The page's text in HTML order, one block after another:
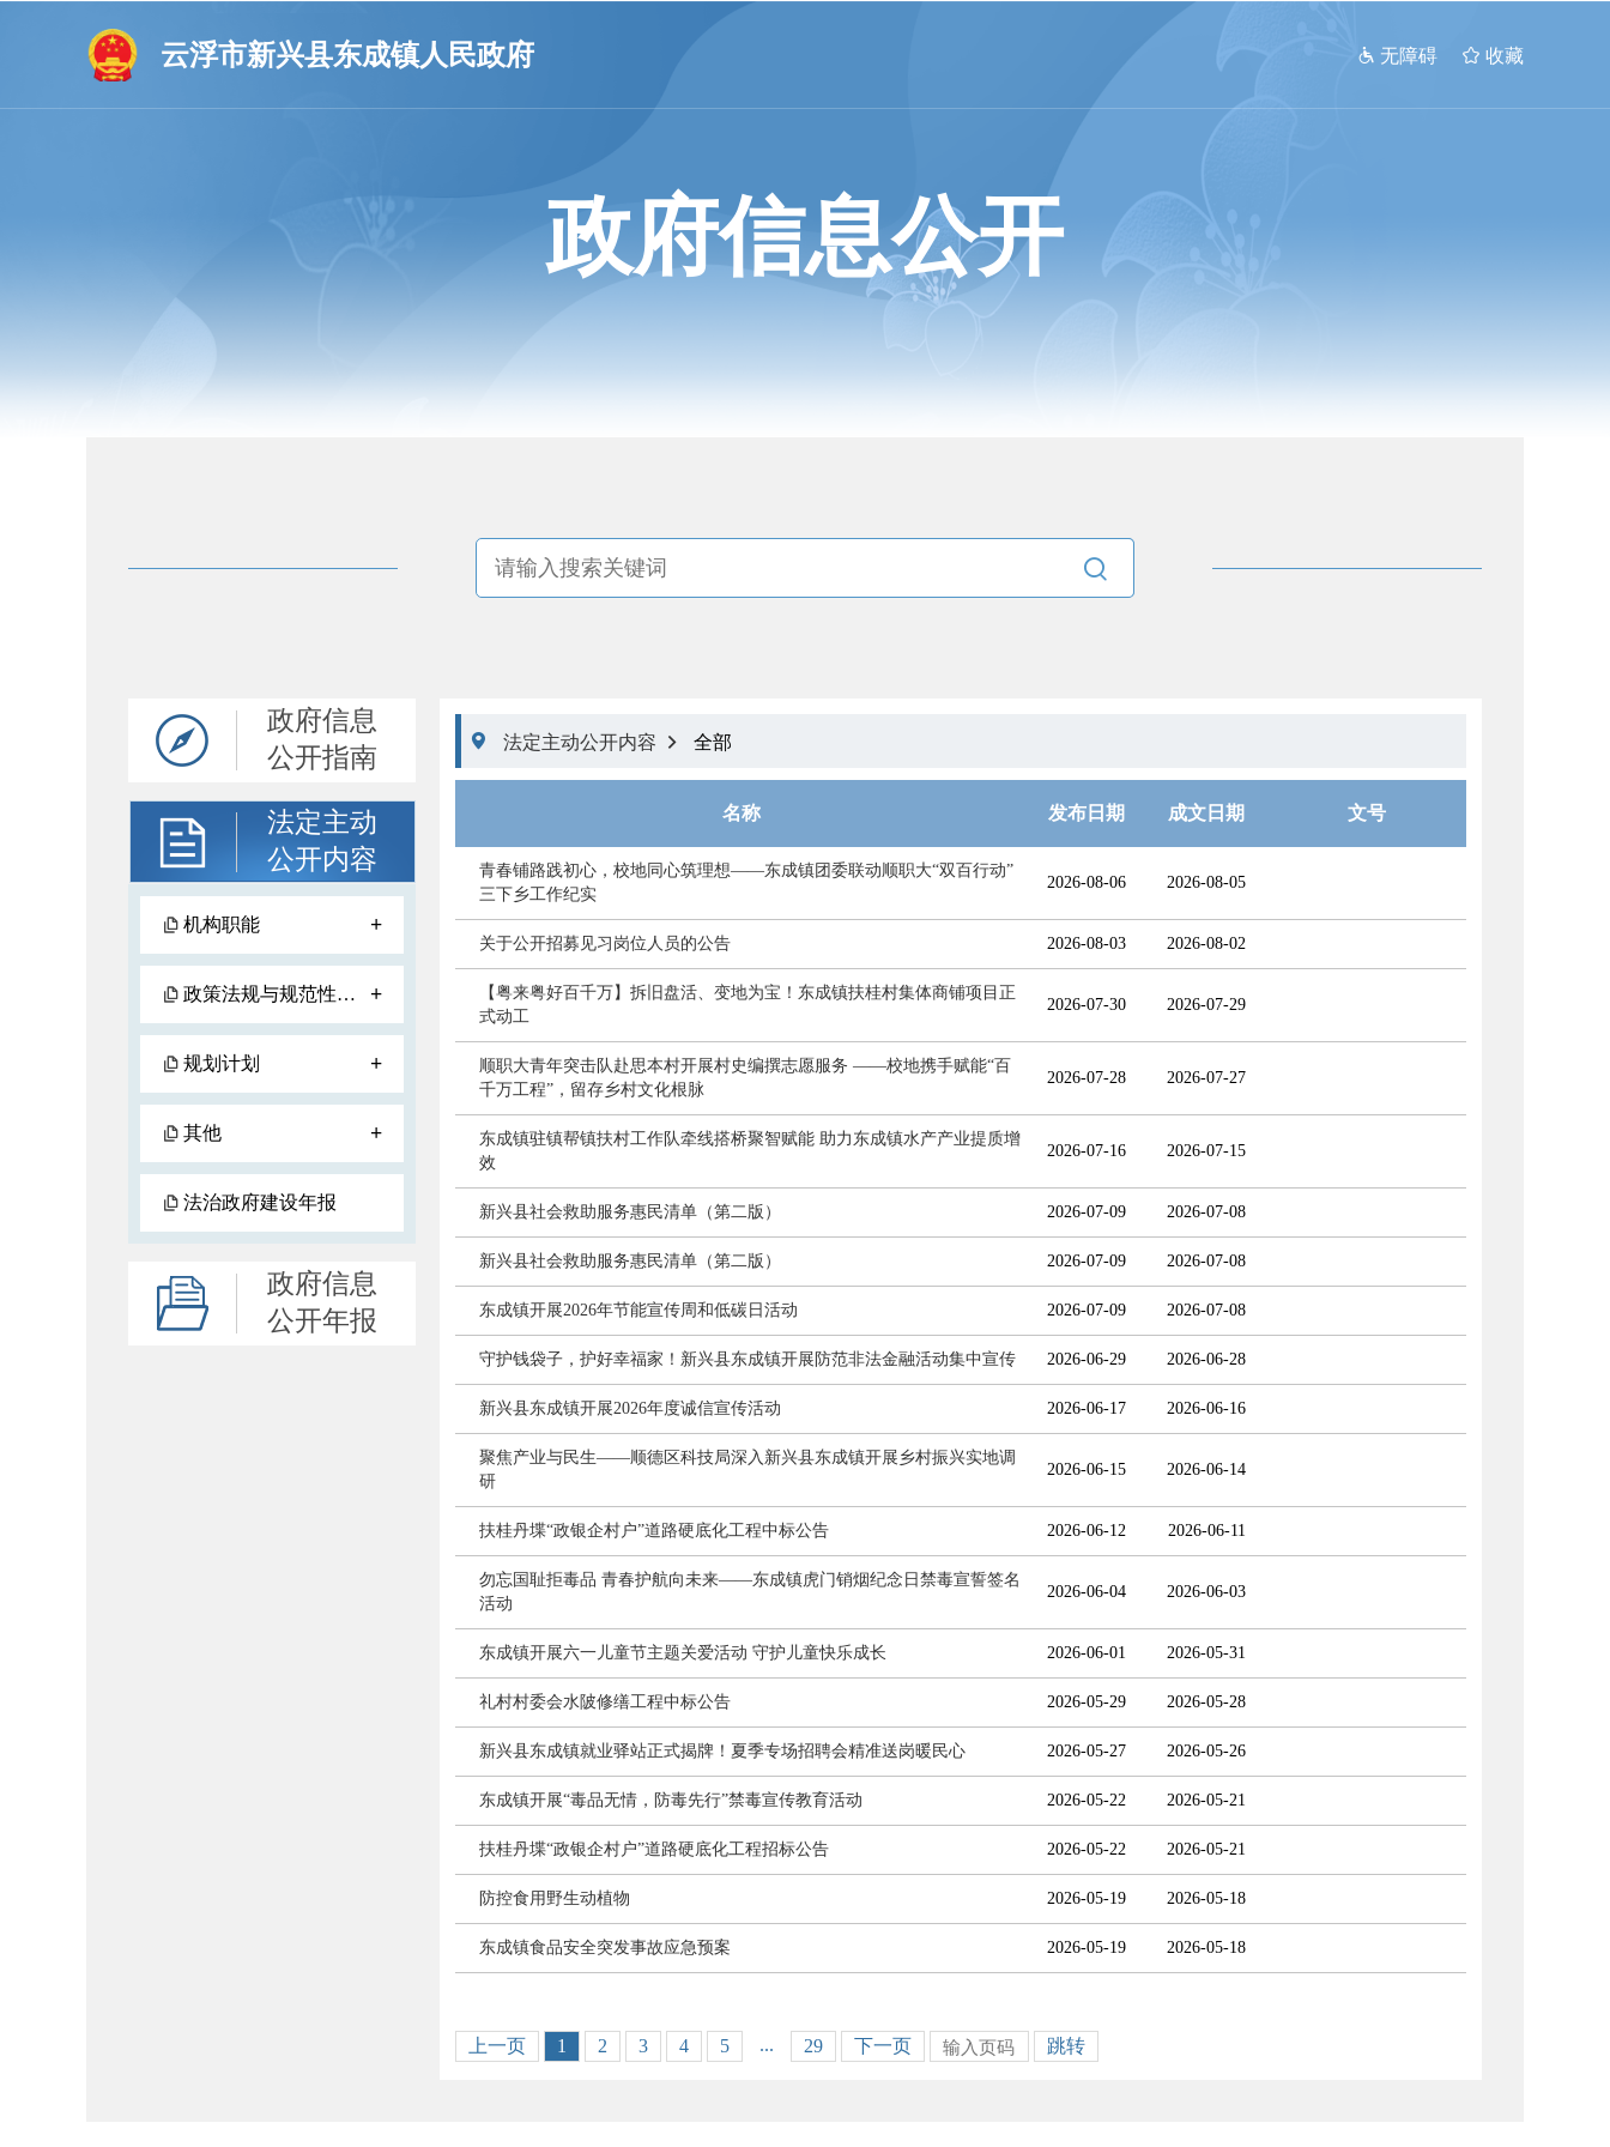
云浮市新兴县东成镇人民政府  无障碍  收藏
政府信息公开

政府信息
公开指南
法定主动
公开内容
机构职能 +
政策法规与规范性文件 +
规划计划 +
其他 +
法治政府建设年报
政府信息
公开年报
 法定主动公开内容  全部
名称 发布日期 成文日期 文号
青春铺路践初心，校地同心筑理想——东成镇团委联动顺职大“双百行动”
三下乡工作纪实
2026-08-06 2026-08-05
关于公开招募见习岗位人员的公告 2026-08-03 2026-08-02
【粤来粤好百千万】拆旧盘活、变地为宝！东成镇扶桂村集体商铺项目正
式动工
2026-07-30 2026-07-29
顺职大青年突击队赴思本村开展村史编撰志愿服务 ——校地携手赋能“百
千万工程”，留存乡村文化根脉
2026-07-28 2026-07-27
东成镇驻镇帮镇扶村工作队牵线搭桥聚智赋能 助力东成镇水产产业提质增
效
2026-07-16 2026-07-15
新兴县社会救助服务惠民清单（第二版） 2026-07-09 2026-07-08
新兴县社会救助服务惠民清单（第二版） 2026-07-09 2026-07-08
东成镇开展2026年节能宣传周和低碳日活动 2026-07-09 2026-07-08
守护钱袋子，护好幸福家！新兴县东成镇开展防范非法金融活动集中宣传 2026-06-29 2026-06-28
新兴县东成镇开展2026年度诚信宣传活动 2026-06-17 2026-06-16
聚焦产业与民生——顺德区科技局深入新兴县东成镇开展乡村振兴实地调
研
2026-06-15 2026-06-14
扶桂丹堞“政银企村户”道路硬底化工程中标公告 2026-06-12 2026-06-11
勿忘国耻拒毒品 青春护航向未来——东成镇虎门销烟纪念日禁毒宣誓签名
活动
2026-06-04 2026-06-03
东成镇开展六一儿童节主题关爱活动 守护儿童快乐成长 2026-06-01 2026-05-31
礼村村委会水陂修缮工程中标公告 2026-05-29 2026-05-28
新兴县东成镇就业驿站正式揭牌！夏季专场招聘会精准送岗暖民心 2026-05-27 2026-05-26
东成镇开展“毒品无情，防毒先行”禁毒宣传教育活动 2026-05-22 2026-05-21
扶桂丹堞“政银企村户”道路硬底化工程招标公告 2026-05-22 2026-05-21
防控食用野生动植物 2026-05-19 2026-05-18
东成镇食品安全突发事故应急预案 2026-05-19 2026-05-18
上一页 1 2 3 4 5 ... 29 下一页 跳转